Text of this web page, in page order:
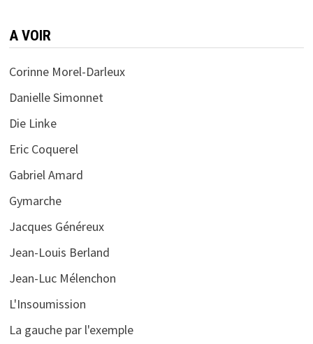
A VOIR
Corinne Morel-Darleux
Danielle Simonnet
Die Linke
Eric Coquerel
Gabriel Amard
Gymarche
Jacques Généreux
Jean-Louis Berland
Jean-Luc Mélenchon
L'Insoumission
La gauche par l'exemple